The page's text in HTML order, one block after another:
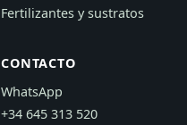
Fertilizantes y sustratos
CONTACTO
WhatsApp
+34 645 313 520